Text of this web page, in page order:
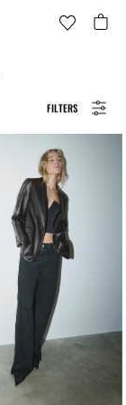
FILTERS